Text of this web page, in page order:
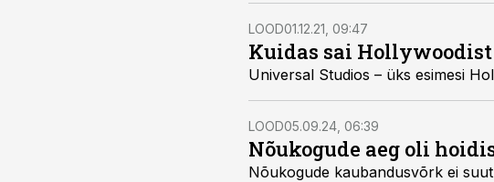
LOOD01.12.21, 09:47
Kuidas sai
Universal Studios – üks esimesi
LOOD05.09.24, 06:39
Nõukogude aeg oli
Nõukogude kaubandusvõrk ei